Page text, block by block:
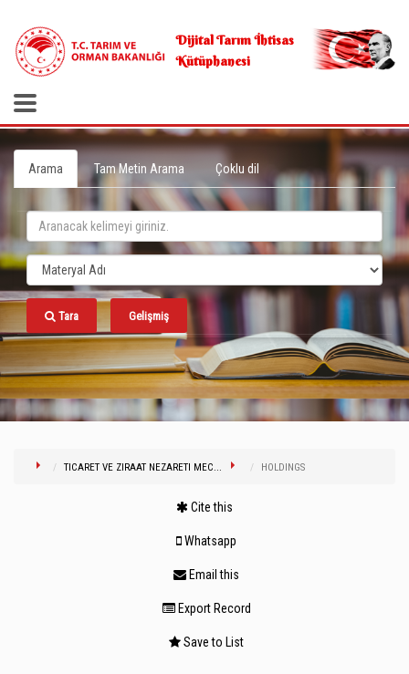
Dijital Tarım İhtisas
Kütüphanesi
Arama Tam Metin Arama Çoklu dil
Tara Gelişmiş
TICARET VE ZIRAAT NEZARETI MEC... HOLDINGS
Cite this
Whatsapp
Email this
Export Record
Save to List